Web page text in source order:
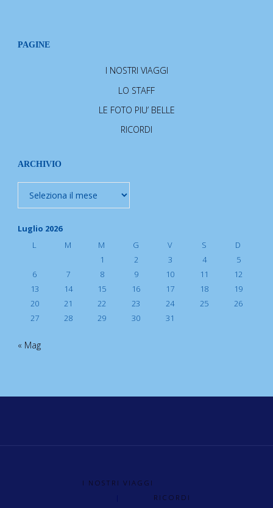
PAGINE
I NOSTRI VIAGGI
LO STAFF
LE FOTO PIU’ BELLE
RICORDI
ARCHIVIO
Archivio
Luglio 2026
L
M M G V S
D
1
2 3 4
5
6
7 8 9 10 11
12
13
14 15 16 17 18
19
20
21 22 23 24 25
26
27
28 29 30 31
« Mag
I NOSTRI VIAGGI
RICORDI